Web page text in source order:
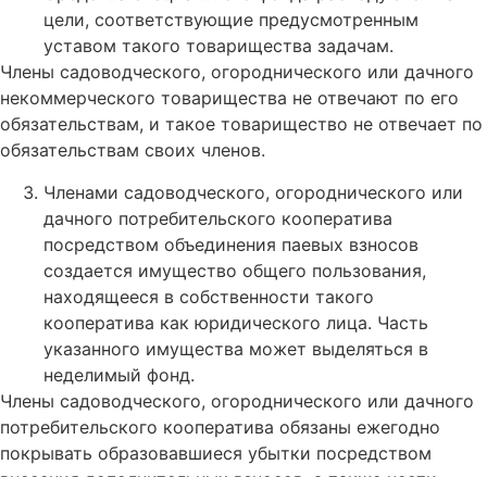
цели, соответствующие предусмотренным
уставом такого товарищества задачам.
Члены садоводческого, огороднического или дачного
некоммерческого товарищества не отвечают по его
обязательствам, и такое товарищество не отвечает по
обязательствам своих членов.
Членами садоводческого, огороднического или
дачного потребительского кооператива
посредством объединения паевых взносов
создается имущество общего пользования,
находящееся в собственности такого
кооператива как юридического лица. Часть
указанного имущества может выделяться в
неделимый фонд.
Члены садоводческого, огороднического или дачного
потребительского кооператива обязаны ежегодно
покрывать образовавшиеся убытки посредством